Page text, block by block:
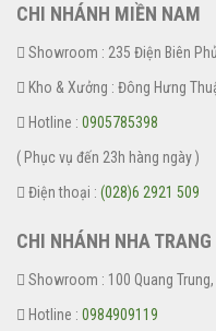
CHI NHÁNH MIỀN NAM
Showroom : 235 Điện Biên
Kho & Xưởng : Đông Hưng
Hotline : 0905785398
( Phục vụ đến 23h hàng ngày )
Điện thoại : (028)6 2921 509
CHI NHÁNH NHA TRANG
Showroom : 100 Quang Trung,
Hotline : 0984909119